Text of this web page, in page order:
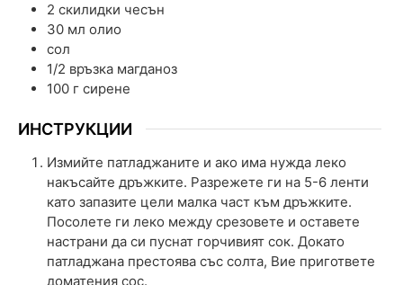
2 скилидки чесън
30 мл олио
сол
1/2 връзка магданоз
100 г сирене
ИНСТРУКЦИИ
Измийте патладжаните и ако има нужда леко
накъсайте дръжките. Разрежете ги на 5-6 ленти
като запазите цели малка част към дръжките.
Посолете ги леко между срезовете и оставете
настрани да си пуснат горчивият сок. Докато
патладжана престоява със солта, Вие пригответе
доматения сос.